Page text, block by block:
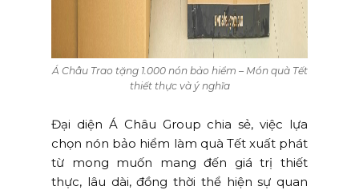
Á Châu Trao tặng 1.000 nón bảo hiểm – Món quà Tết
thiết thực và ý nghĩa
Đại diện Á Châu Group chia sẻ, việc lựa
chọn nón bảo hiểm làm quà Tết xuất phát
từ mong muốn mang đến giá trị thiết
thực, lâu dài, đồng thời thể hiện sự quan